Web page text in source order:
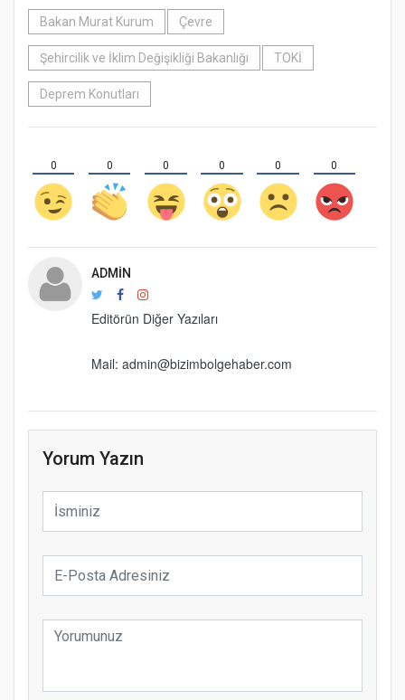
Bakan Murat Kurum Çevre
Şehircilik ve İklim Değişikliği Bakanlığı TOKİ
Deprem Konutları
0 0 0 0 0 0
ADMIN
Editörün Diğer Yazıları
Mail: admin@bizimbolgehaber.com
Yorum Yazın